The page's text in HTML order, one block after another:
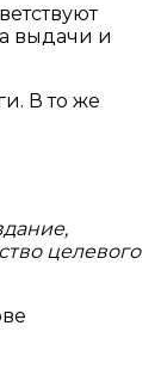
выдачи и
В то же
целевого